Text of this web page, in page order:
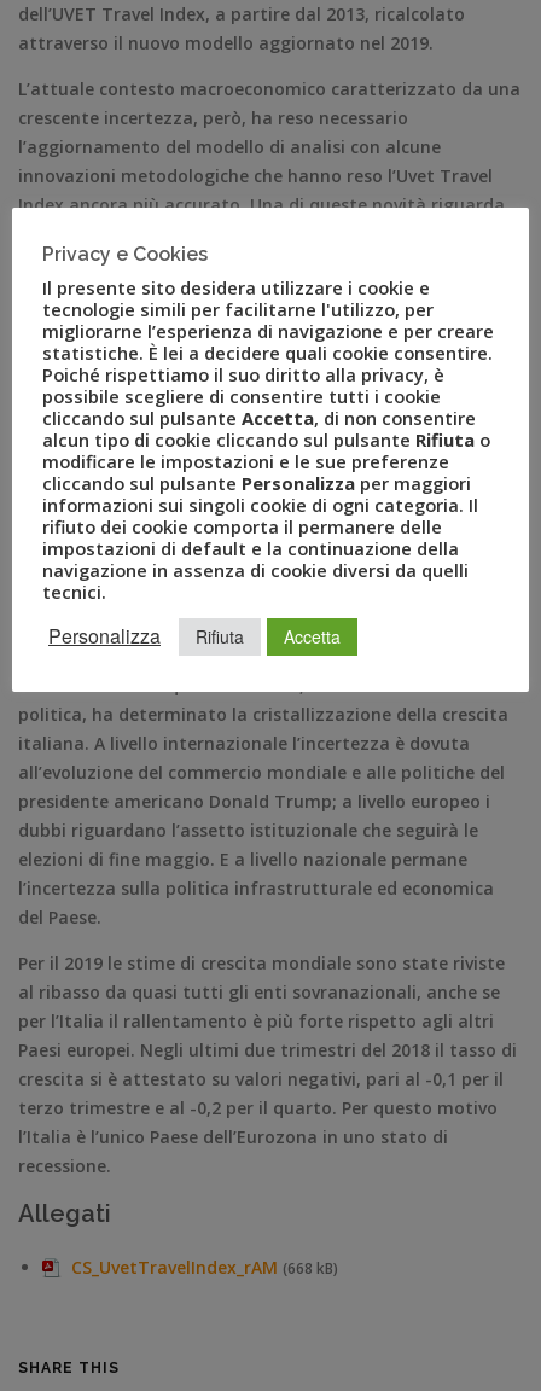
dell’UVET Travel Index, a partire dal 2013, ricalcolato
attraverso il nuovo modello aggiornato nel 2019.
L’attuale contesto macroeconomico caratterizzato da una
crescente incertezza, però, ha reso necessario
l’aggiornamento del modello di analisi con alcune
innovazioni metodologiche che hanno reso l’Uvet Travel
Index ancora più accurato. Una di queste novità riguarda
dell’indice specifico del settore trasporti è stato sostituito
dall’uso dell’indice dei prezzi al consumo armonizzato così
da rendere lo strumento più adeguato allo scopo che si
propone.
L’andamento negativo della crescita italiana negli ultimi
due trimestri del 2018 ha portato a rivedere al ribasso i
dati sul PIL del 2018 e del 2019. A innescare questa
tendenza sono stati il rallentamento delle esportazioni, la
frenata negli investimenti e la fine del ciclo espansivo del
settoreautomotive. L’export, in particolare, influenza
negativamente la bilancia commerciale. Anche se è da
ricordare come la bilancia commerciale rappresenta solo il
2% del PIL nazionale, che è costituito, invece, per il 60% dai
consumi interni e per il 18% dagli investimenti. Il
politica, ha determinato la cristallizzazione della crescita
italiana. A livello internazionale l’incertezza è dovuta
all’evoluzione del commercio mondiale e alle politiche del
presidente americano Donald Trump; a livello europeo i
dubbi riguardano l’assetto istituzionale che seguirà le
elezioni di fine maggio. E a livello nazionale permane
l’incertezza sulla politica infrastrutturale ed economica
del Paese.
Per il 2019 le stime di crescita mondiale sono state riviste
al ribasso da quasi tutti gli enti sovranazionali, anche se
per l’Italia il rallentamento è più forte rispetto agli altri
Paesi europei. Negli ultimi due trimestri del 2018 il tasso di
crescita si è attestato su valori negativi, pari al -0,1 per il
terzo trimestre e al -0,2 per il quarto. Per questo motivo
l’Italia è l’unico Paese dell’Eurozona in uno stato di
recessione.
Allegati
CS_UvetTravelIndex_rAM (668 kB)
SHARE THIS
Privacy e Cookies
Il presente sito desidera utilizzare i cookie e
tecnologie simili per facilitarne l'utilizzo, per
migliorarne l’esperienza di navigazione e per creare
statistiche. È lei a decidere quali cookie consentire.
Poiché rispettiamo il suo diritto alla privacy, è
possibile scegliere di consentire tutti i cookie
cliccando sul pulsante Accetta, di non consentire
alcun tipo di cookie cliccando sul pulsante Rifiuta o
modificare le impostazioni e le sue preferenze
cliccando sul pulsante Personalizza per maggiori
informazioni sui singoli cookie di ogni categoria. Il
rifiuto dei cookie comporta il permanere delle
impostazioni di default e la continuazione della
navigazione in assenza di cookie diversi da quelli
tecnici.
Personalizza Rifiuta Accetta